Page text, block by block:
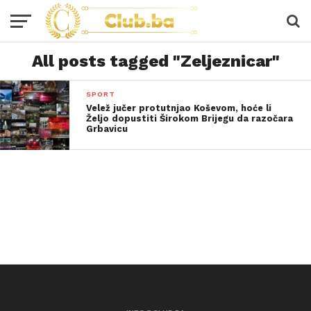
All posts tagged "Zeljeznicar"
SPORT
Velež jučer protutnjao Koševom, hoće li
Željo dopustiti Širokom Brijegu da razočara
Grbavicu